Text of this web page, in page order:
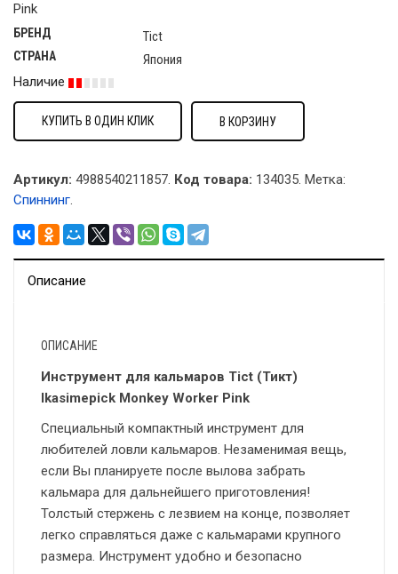
Pink
БРЕНД Tict
СТРАНА
Япония
Наличие
КУПИТЬ В ОДИН КЛИК В КОРЗИНУ
Артикул: 4988540211857. Код товара: 134035. Метка:
Спиннинг.
Описание
ОПИСАНИЕ
Инструмент для кальмаров Tict (Тикт)
Ikasimepick Monkey Worker Pink
Специальный компактный инструмент для
любителей ловли кальмаров. Незаменимая вещь,
если Вы планируете после вылова забрать
кальмара для дальнейшего приготовления!
Толстый стержень с лезвием на конце, позволяет
легко справляться даже с кальмарами крупного
размера. Инструмент удобно и безопасно